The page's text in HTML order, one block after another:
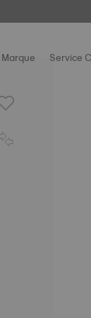
Marque Service